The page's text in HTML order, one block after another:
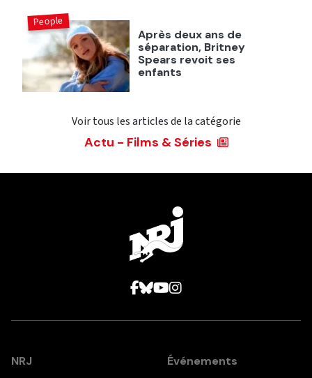
Après deux ans de
séparation, Britney
Spears revoit ses
enfants
People
Voir tous les articles de la catégorie
Actu - Films & Séries
NRJ Événements